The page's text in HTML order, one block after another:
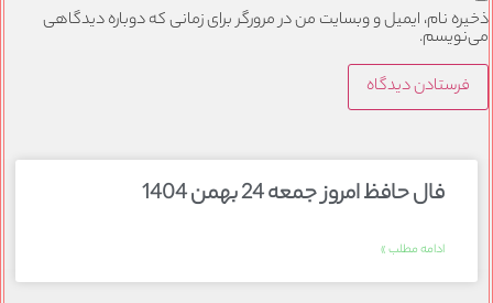
ذخیره نام، ایمیل و وبسایت من در مرورگر برای زمانی که دوباره دیدگاهی
می‌نویسم.
فال حافظ امروز جمعه 24 بهمن 1404
ادامه مطلب »